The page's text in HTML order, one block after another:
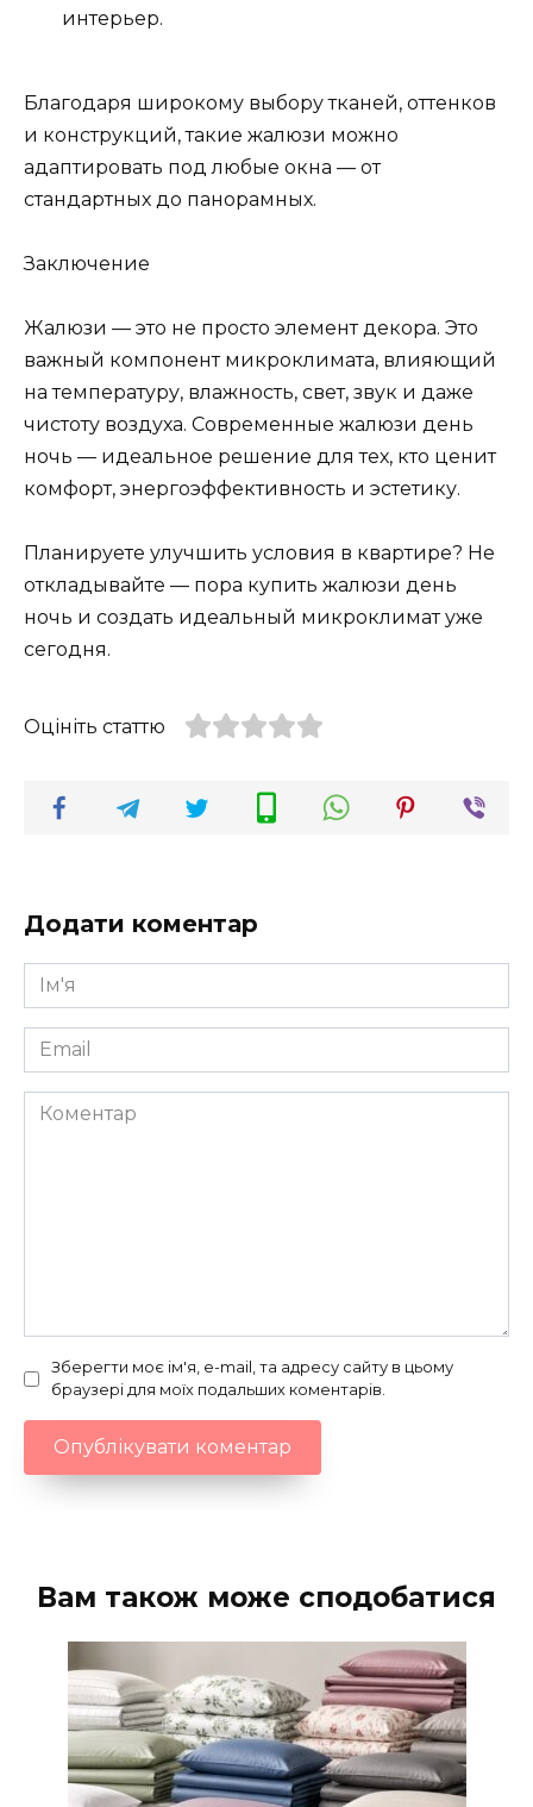
интерьер.
Благодаря широкому выбору тканей, оттенков
и конструкций, такие жалюзи можно
адаптировать под любые окна — от
стандартных до панорамных.
Заключение
Жалюзи — это не просто элемент декора. Это
важный компонент микроклимата, влияющий
на температуру, влажность, свет, звук и даже
чистоту воздуха. Современные жалюзи день
ночь — идеальное решение для тех, кто ценит
комфорт, энергоэффективность и эстетику.
Планируете улучшить условия в квартире? Не
откладывайте — пора купить жалюзи день
ночь и создать идеальный микроклимат уже
сегодня.
Оцініть статтю
Додати коментар
Ім'я
*
Email
*
Коментар
Зберегти моє ім'я, e-mail, та адресу сайту в цьому
браузері для моїх подальших коментарів.
Вам також може сподобатися